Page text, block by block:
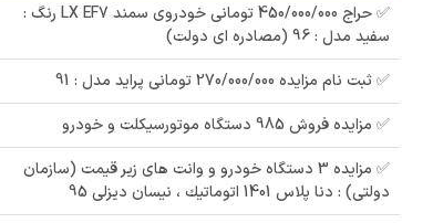
✅ حراج 450/000/000 تومانی خودروی سمند LX EF7 رنگ :
سفید مدل : 96 (مصادره ای دولت)
✅ ثبت نام مزایده 270/000/000 تومانی پراید مدل : 91
✅ مزایده فروش 985 دستگاه موتورسیکلت و خودرو
✅ مزایده 3 دستگاه خودرو و وانت های زیر قیمت (سازمان
دولتی) : دنا پلاس 1401 اتوماتيك ، نیسان دیزلی 95